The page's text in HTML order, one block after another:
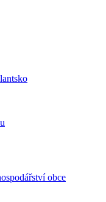
obce